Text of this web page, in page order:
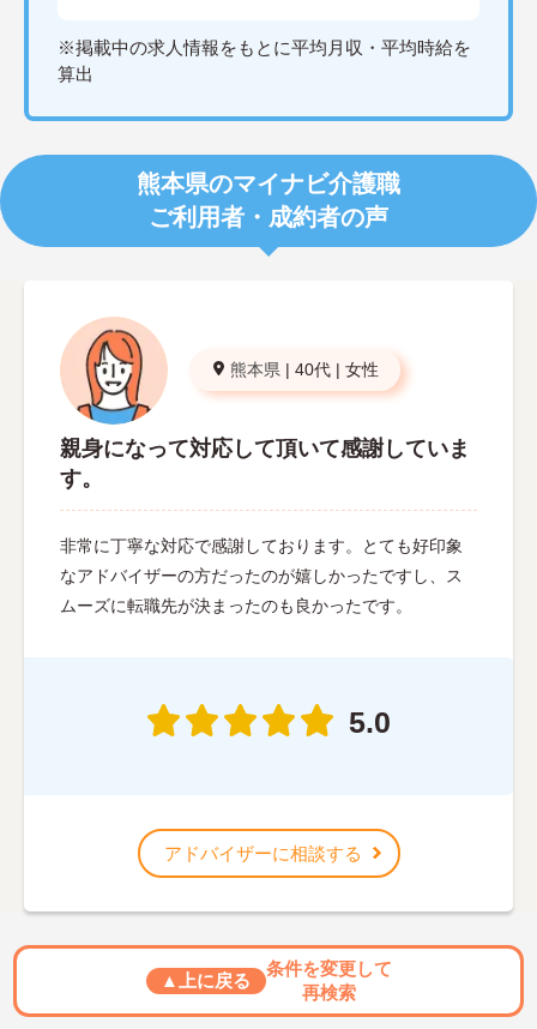
※掲載中の求人情報をもとに平均月収・平均時給を
算出
熊本県のマイナビ介護職
ご利用者・成約者の声
熊本県 | 40代 | 女性
親身になって対応して頂いて感謝していま
す。
非常に丁寧な対応で感謝しております。とても好印象
なアドバイザーの方だったのが嬉しかったですし、ス
ムーズに転職先が決まったのも良かったです。
5.0
アドバイザーに相談する
▲上に戻る
条件を変更して
再検索